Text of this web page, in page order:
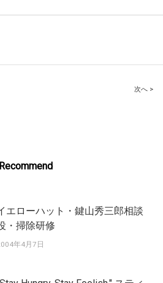
次へ >
Recommend
エローハット・鍵山秀三郎相談
・掃除研修
年4月7日